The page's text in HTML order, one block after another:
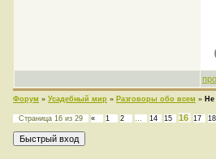
Форум » Усадебный мир » Разговоры обо всем »
Страница 16 из 29 « 1 2 … 14 15 16 17 18